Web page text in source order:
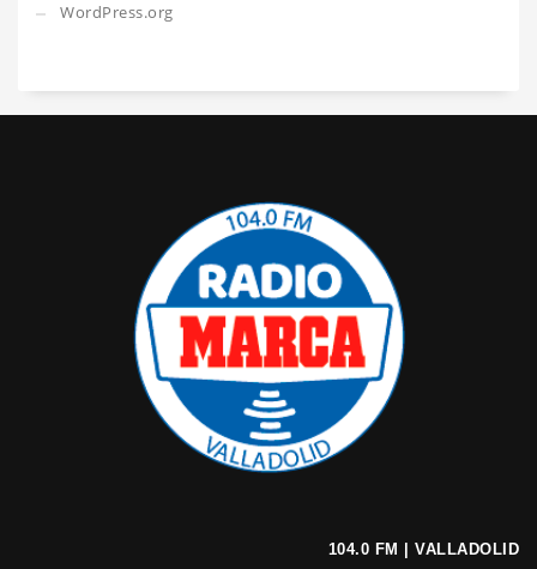
WordPress.org
104.0 FM | VALLADOLID